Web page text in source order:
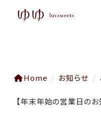
Home / お知らせ /
【年末年始の営業日のお